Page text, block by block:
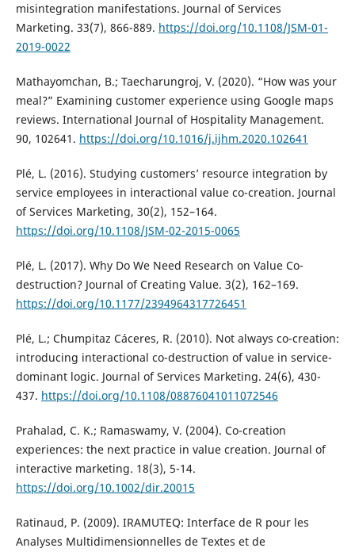
misintegration manifestations. Journal of Services
Marketing. 33(7), 866-889. https://doi.org/10.1108/JSM-01-
2019-0022
Mathayomchan, B.; Taecharungroj, V. (2020). “How was your
meal?” Examining customer experience using Google maps
reviews. International Journal of Hospitality Management.
90, 102641. https://doi.org/10.1016/j.ijhm.2020.102641
Plé, L. (2016). Studying customers’ resource integration by
service employees in interactional value co-creation. Journal
of Services Marketing, 30(2), 152–164.
https://doi.org/10.1108/JSM-02-2015-0065
Plé, L. (2017). Why Do We Need Research on Value Co-
destruction? Journal of Creating Value. 3(2), 162–169.
https://doi.org/10.1177/2394964317726451
Plé, L.; Chumpitaz Cáceres, R. (2010). Not always co-creation:
introducing interactional co-destruction of value in service-
dominant logic. Journal of Services Marketing. 24(6), 430-
437. https://doi.org/10.1108/08876041011072546
Prahalad, C. K.; Ramaswamy, V. (2004). Co-creation
experiences: the next practice in value creation. Journal of
interactive marketing. 18(3), 5-14.
https://doi.org/10.1002/dir.20015
Ratinaud, P. (2009). IRAMUTEQ: Interface de R pour les
Analyses Multidimensionnelles de Textes et de